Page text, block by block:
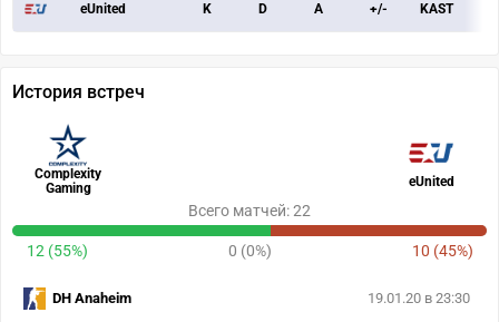
eUnited K D A +/- KAST
История встреч
Complexity
Gaming
eUnited
Всего матчей: 22
12 (55%) 0 (0%) 10 (45%)
19.01.20 в 23:30
DH Anaheim